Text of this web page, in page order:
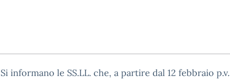
Si informano le SS.LL. che, a partire dal 12 febbraio